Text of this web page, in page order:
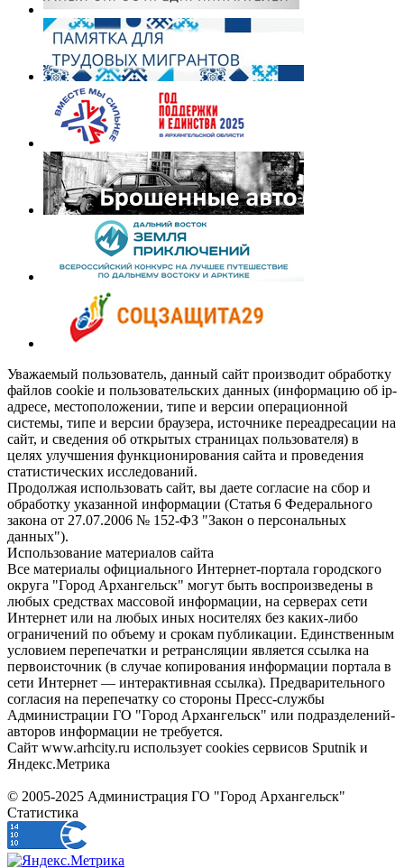
Уважаемый пользователь, данный сайт производит обработку
файлов cookie и пользовательских данных (информацию об ip-
адресе, местоположении, типе и версии операционной
системы, типе и версии браузера, источнике переадресации на
сайт, и сведения об открытых страницах пользователя) в
целях улучшения функционирования сайта и проведения
статистических исследований.
Продолжая использовать сайт, вы даете согласие на сбор и
обработку указанной информации (Статья 6 Федерального
закона от 27.07.2006 № 152-ФЗ "Закон о персональных
данных").
Использование материалов сайта
Все материалы официального Интернет-портала городского
округа "Город Архангельск" могут быть воспроизведены в
любых средствах массовой информации, на серверах сети
Интернет или на любых иных носителях без каких-либо
ограничений по объему и срокам публикации. Единственным
условием перепечатки и ретрансляции является ссылка на
первоисточник (в случае копирования информации портала в
сети Интернет — интерактивная ссылка). Предварительного
согласия на перепечатку со стороны Пресс-службы
Администрации ГО "Город Архангельск" или подразделений-
авторов информации не требуется.
Сайт www.arhcity.ru использует cookies сервисов Sputnik и
Яндекс.Метрика
© 2005-2025 Администрация ГО "Город Архангельск"
Статистика